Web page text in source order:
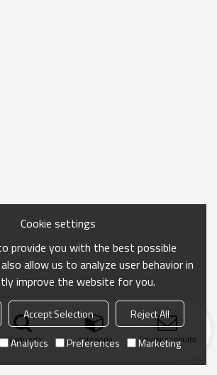
búsqueda categoría Enviar consulta
Cookie settings
provide you with the best possible
allow us to analyze user behavior in
improve the website for you.
Accept Selection
Reject All
Analytics Preferences Marketing